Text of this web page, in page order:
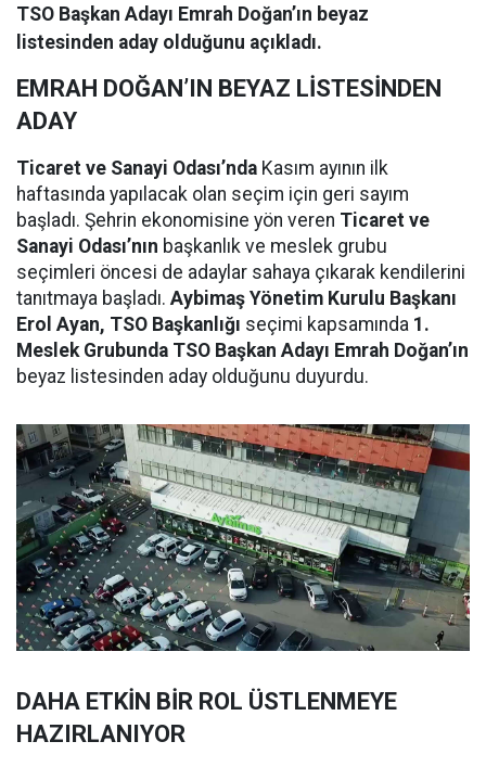
TSO Başkan Adayı Emrah Doğan’ın beyaz
listesinden aday olduğunu açıkladı.
EMRAH DOĞAN’IN BEYAZ LİSTESİNDEN
ADAY
Ticaret ve Sanayi Odası’nda Kasım ayının ilk
haftasında yapılacak olan seçim için geri sayım
başladı. Şehrin ekonomisine yön veren Ticaret ve
Sanayi Odası’nın başkanlık ve meslek grubu
seçimleri öncesi de adaylar sahaya çıkarak kendilerini
tanıtmaya başladı. Aybimaş Yönetim Kurulu Başkanı
Erol Ayan, TSO Başkanlığı seçimi kapsamında 1.
Meslek Grubunda TSO Başkan Adayı Emrah Doğan’ın
beyaz listesinden aday olduğunu duyurdu.
DAHA ETKİN BİR ROL ÜSTLENMEYE
HAZIRLANIYOR